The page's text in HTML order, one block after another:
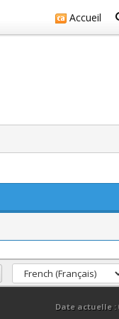
Accueil
Date actuelle :